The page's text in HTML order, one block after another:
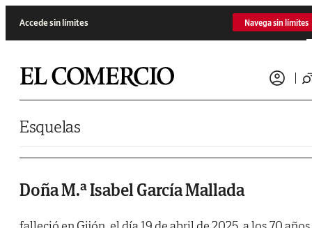
Accede sin límites Navega sin límites
Esquelas
Doña M.ª Isabel García Mallada